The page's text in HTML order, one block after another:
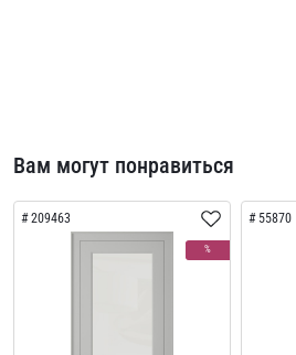
Вам могут понравиться
209463
%
55870